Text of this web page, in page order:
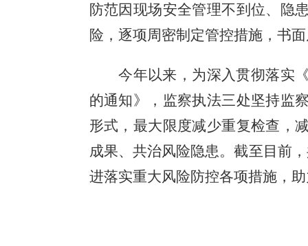
防范因现场安全管理不到位、隐
险，逐项周密制定管控措施，书
今年以来，为深入贯彻落实
的通知》，监察执法三处坚持监
形式，最大限度减少重复检查，
成果、共治风险隐患。截至目前
进落实重大风险防控各项措施，